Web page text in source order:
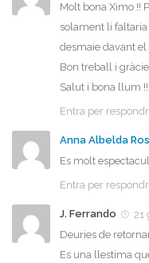
Molt bona Ximo !!
solament li
desmaie davant el
Bon treball i
Salut i bona llum !!
Entra per
Anna Albelda Ros
Es molt
Entra per
J. Ferrando
21
Deuries de
Es una llestima